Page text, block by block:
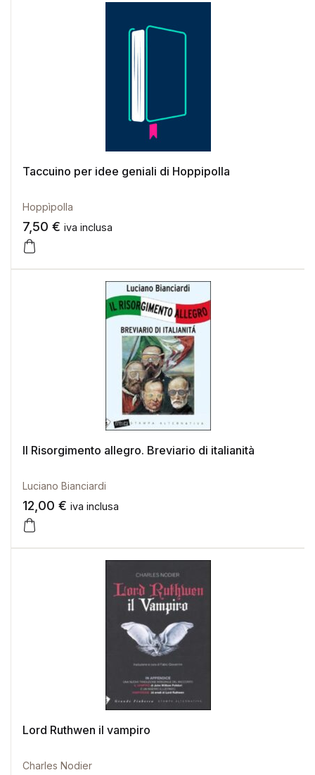
Taccuino per idee geniali di Hoppipolla
Hoppìpolla
7,50 € iva inclusa
Il Risorgimento allegro. Breviario di italianità
Luciano Bianciardi
12,00 € iva inclusa
Lord Ruthwen il vampiro
Charles Nodier